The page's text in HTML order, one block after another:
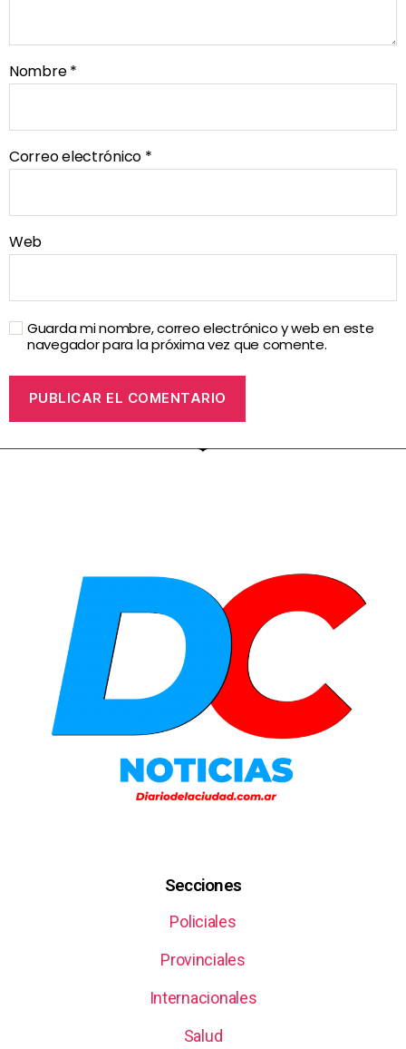
Nombre*
Correo electrónico *
Web
Guarda mi nombre, correo electrónico y web en este
navegador para la próxima vez que comente.
Secciones
Policiales
Provinciales
Internacionales
Salud